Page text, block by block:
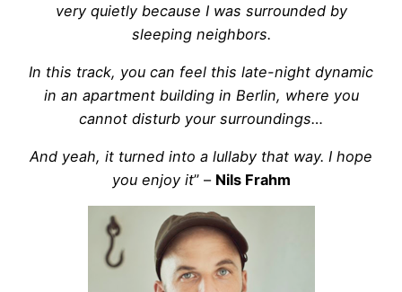
very quietly because I was surrounded by
sleeping neighbors.
In this track, you can feel this late-night dynamic
in an apartment building in Berlin, where you
cannot disturb your surroundings…
And yeah, it turned into a lullaby that way. I hope
you enjoy it” – Nils Frahm